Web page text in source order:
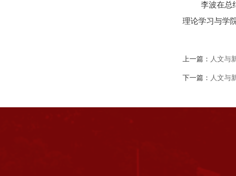
李波在总
理论学习与学
上一篇： 人文与
下一篇： 人文与